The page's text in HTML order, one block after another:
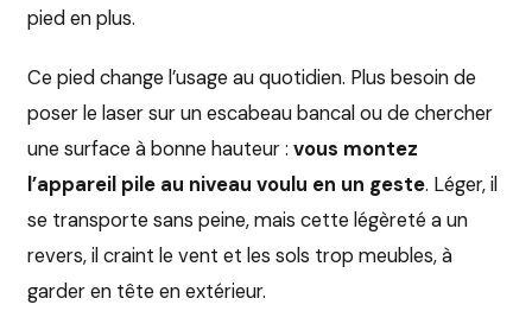
pied en plus.
Ce pied change l’usage au quotidien. Plus besoin de
poser le laser sur un escabeau bancal ou de chercher
une surface à bonne hauteur : vous montez
l’appareil pile au niveau voulu en un geste. Léger, il
se transporte sans peine, mais cette légèreté a un
revers, il craint le vent et les sols trop meubles, à
garder en tête en extérieur.